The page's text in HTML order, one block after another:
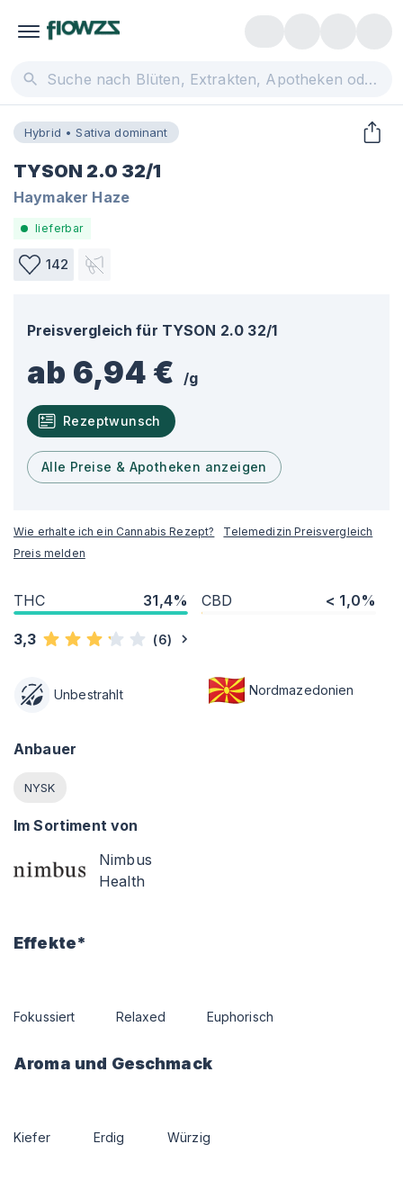
Hybrid • Sativa dominant
TYSON 2.0 32/1
Haymaker Haze
lieferbar
142
Preisvergleich für TYSON 2.0 32/1
ab 6,94 € /g
Rezeptwunsch
Alle Preise & Apotheken anzeigen
Wie erhalte ich ein Cannabis Rezept?
Telemedizin Preisvergleich
Preis melden
THC 31,4% CBD < 1,0%
3,3 (6)
Unbestrahlt Nordmazedonien
Anbauer
NYSK
Im Sortiment von
Nimbus
Health
Effekte*
Fokussiert Relaxed Euphorisch
Aroma und Geschmack
Kiefer Erdig Würzig